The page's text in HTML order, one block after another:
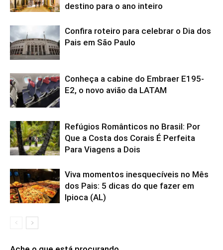
destino para o ano inteiro
Confira roteiro para celebrar o Dia dos
Pais em São Paulo
Conheça a cabine do Embraer E195-
E2, o novo avião da LATAM
Refúgios Românticos no Brasil: Por
Que a Costa dos Corais É Perfeita
Para Viagens a Dois
Viva momentos inesquecíveis no Mês
dos Pais: 5 dicas do que fazer em
Ipioca (AL)